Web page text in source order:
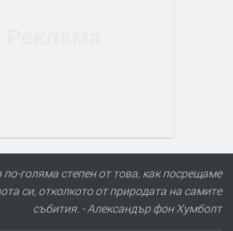
голяма степен от това, как посрещаме
си, отколкото от природата на самите
събития. - Александър фон Хумболт